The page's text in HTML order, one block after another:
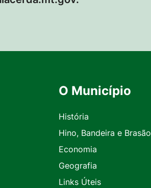
O Município
História
Hino, Bandeira e Brasão
Economia
Geografia
Links Úteis